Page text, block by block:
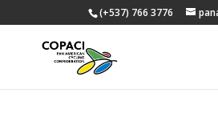
(+537) 766 3776